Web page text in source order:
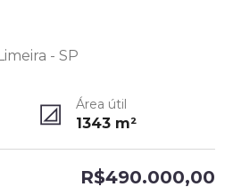
- SP
Área útil
1343 m²
R$490.000,00